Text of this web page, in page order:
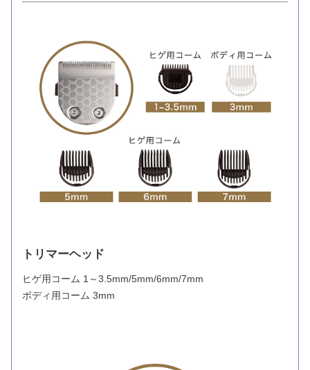
トリマーヘッド
ヒゲ用コーム 1～3.5mm/5mm/6mm/7mm
ボディ用コーム 3mm